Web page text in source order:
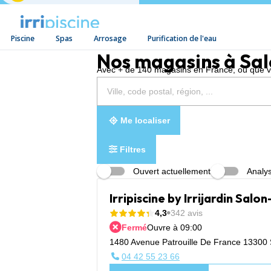
Aller au contenu
Piscine Spas Arrosage Purification de l'eau
Nos magasins à
Avec + de 140 magasins en France, où que
Veuillez
renseigner
{{count}}
résultat(s)
Me localiser
Filtres
Ouvert actuellement
Irripiscine by Irrijardin
4,3 342 avis
FerméOuvre à 09:00
1480 Avenue Patrouille De France 13300
04 42 55 23 66